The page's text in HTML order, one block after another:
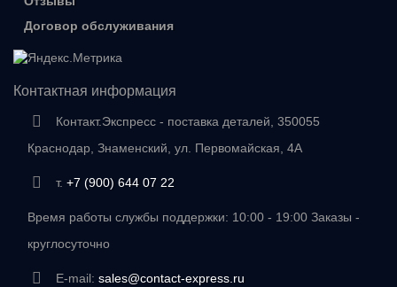
Договор обслуживания
Контактная информация
Контакт.Экспресс - поставка деталей, 350055
Краснодар, Знаменский, ул. Первомайская, 4А
т. +7 (900) 644 07 22
Время работы службы поддержки: 10:00 - 19:00 Заказы -
круглосуточно
E-mail: sales@contact-express.ru